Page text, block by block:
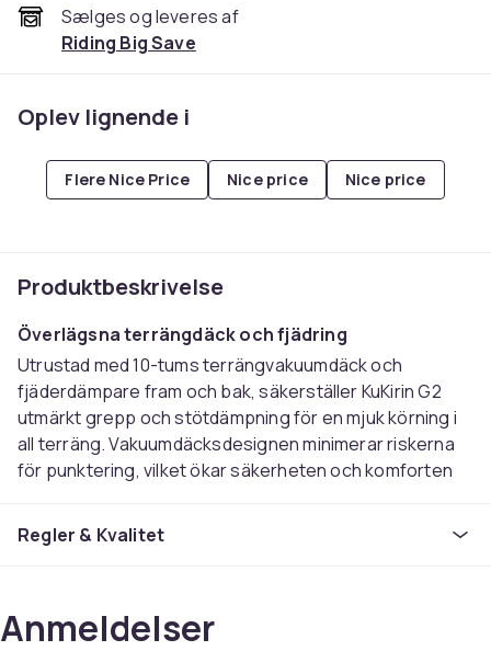
Sælges og leveres af
Riding Big Save
Oplev lignende i
Flere Nice Price Nice price Nice price
Produktbeskrivelse
Överlägsna terrängdäck och fjädring
Utrustad med 10-tums terrängvakuumdäck och
fjäderdämpare fram och bak, säkerställer KuKirin G2
utmärkt grepp och stötdämpning för en mjuk körning i
all terräng. Vakuumdäcksdesignen minimerar riskerna
för punktering, vilket ökar säkerheten och komforten
Kraftfull 800W motor med mjuk acceleration
hastighetslägen kan du enkelt växla mellan daglig
pendling och äventyr i hög hastighet.
Regler & Kvalitet
Anmeldelser